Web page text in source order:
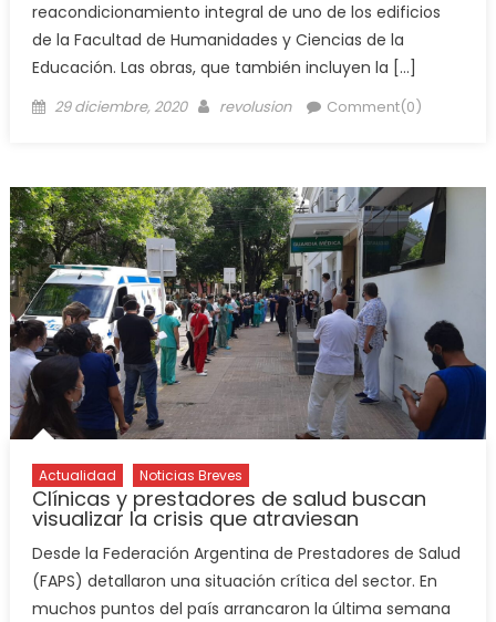
reacondicionamiento integral de uno de los edificios
de la Facultad de Humanidades y Ciencias de la
Educación. Las obras, que también incluyen la […]
29 diciembre, 2020 revolusion Comment(0)
Actualidad Noticias Breves
Clínicas y prestadores de salud buscan
visualizar la crisis que atraviesan
Desde la Federación Argentina de Prestadores de Salud
(FAPS) detallaron una situación crítica del sector. En
muchos puntos del país arrancaron la última semana